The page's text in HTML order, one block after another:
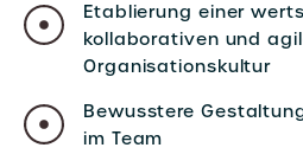
Etablierung einer
kollaborativen und
Organisationskultur
Bewusstere
im Team